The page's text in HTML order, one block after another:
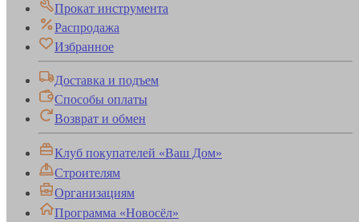
Прокат инструмента
Распродажа
Избранное
Доставка и подъем
Способы оплаты
Возврат и обмен
Клуб покупателей «Ваш Дом»
Строителям
Организациям
Программа «Новосёл»